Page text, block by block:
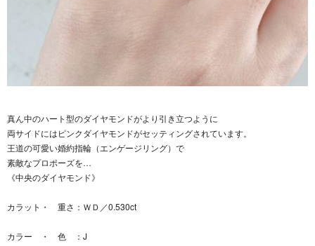
真ん中のハート型のダイヤモンドがより引き立つように
両サイドにはピンクダイヤモンドがセッティングされています。
王道の可愛い婚約指輪（エンゲージリング）で
素敵なプロポーズを…
《中央のダイヤモンド》
カラット・ 重さ：ＷＤ／0.530ct
カラー ・ 色 ：J